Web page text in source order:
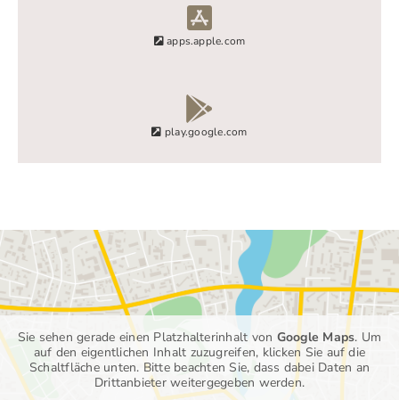
apps.apple.com
play.google.com
Sie sehen gerade einen Platzhalterinhalt von Google Maps. Um
auf den eigentlichen Inhalt zuzugreifen, klicken Sie auf die
Schaltfläche unten. Bitte beachten Sie, dass dabei Daten an
Drittanbieter weitergegeben werden.